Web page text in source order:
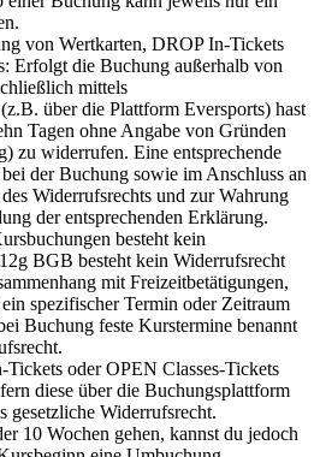
von Wertkarten, DROP In-Tickets
Erfolgt die Buchung außerhalb von
mittels
über die Plattform Eversports) hast
Tagen ohne Angabe von Gründen
zu widerrufen. Eine entsprechende
der Buchung sowie im Anschluss an
Widerrufsrechts und zur Wahrung
der entsprechenden Erklärung.
besteht kein
BGB besteht kein Widerrufsrecht
mit Freizeitbetätigungen,
spezifischer Termin oder Zeitraum
Buchung feste Kurstermine benannt
oder OPEN Classes-Tickets
diese über die Buchungsplattform
gesetzliche Widerrufsrecht.
10 Wochen gehen, kannst du jedoch